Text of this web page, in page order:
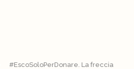
#EscoSoloPerDonare. La freccia